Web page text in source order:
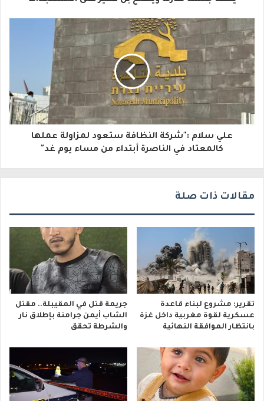
إ
ل
ك
ت
ر
و
علي سلام :"شركة النظافة ستعود لمزاولة عملها
كالمعتاد في الناصرة أبتداء من مساء يوم غد"
مقالات ذات صلة
تقرير: مشروع لبناء قاعدة
عسكرية لقوة مغربية داخل غزة
بانتظار الموافقة النهائية
جريمة قتل في المقيبلة.. مقتل
الشاب أيمن جرامنة بإطلاق نار
والشرطة تحقق